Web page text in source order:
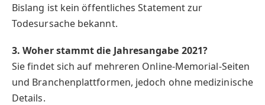
Bislang ist kein öffentliches Statement zur
Todesursache bekannt.
3. Woher stammt die Jahresangabe 2021?
Sie findet sich auf mehreren Online-Memorial-Seiten
und Branchenplattformen, jedoch ohne medizinische
Details.